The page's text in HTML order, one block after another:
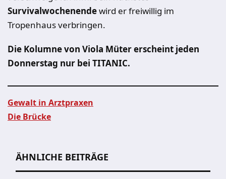
Survivalwochenendewird er freiwillig im
Tropenhaus verbringen.
Die Kolumne von Viola Müter erscheint jeden
Donnerstag nur bei TITANIC.
Gewalt in Arztpraxen
Die Brücke
ÄHNLICHE BEITRÄGE